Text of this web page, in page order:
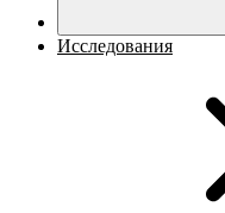
Исследования